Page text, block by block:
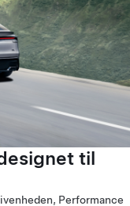
til
Performance